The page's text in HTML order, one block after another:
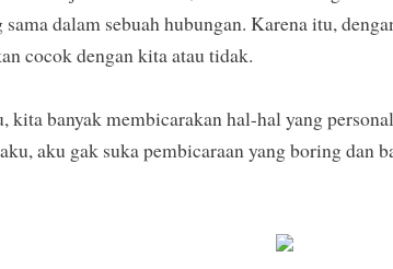
dalam sebuah hubungan. Karena itu,
cocok dengan kita atau tidak.
kita banyak membicarakan hal-hal yang
aku gak suka pembicaraan yang boring dan